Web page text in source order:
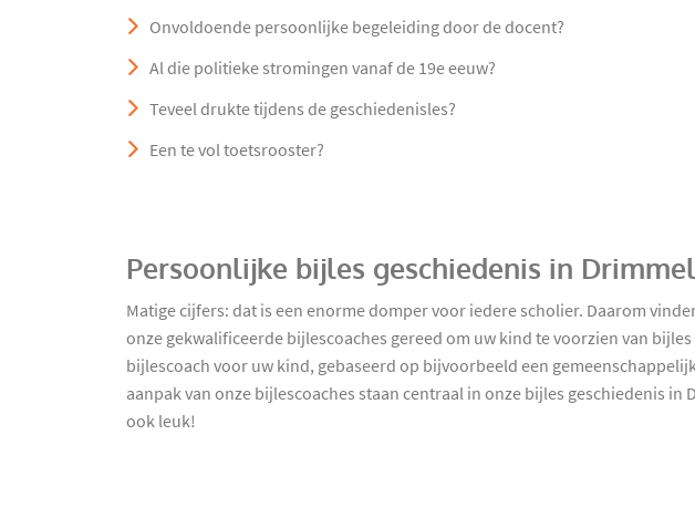
Onvoldoende persoonlijke begeleiding door de docent?
Al die politieke stromingen vanaf de 19e eeuw?
Teveel drukte tijdens de geschiedenisles?
Een te vol toetsrooster?
Persoonlijke bijles geschiedenis in
Matige cijfers: dat is een enorme domper voor iedere scholier. Daarom
onze gekwalificeerde bijlescoaches gereed om uw kind te voorzien van
bijlescoach voor uw kind, gebaseerd op bijvoorbeeld een
aanpak van onze bijlescoaches staan centraal in onze bijles geschiedenis
ook leuk!